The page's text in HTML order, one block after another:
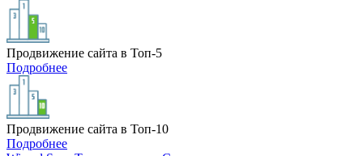
Продвижение сайта в Топ-5
Подробнее
Продвижение сайта в Топ-10
Подробнее